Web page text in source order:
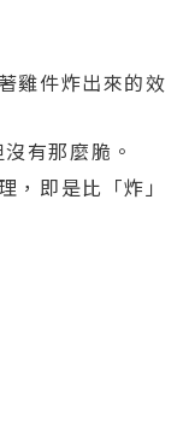
雞件炸出來的效
有那麼脆。
，即是比「炸」